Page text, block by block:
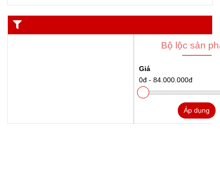
Bộ lộc sản
Giá
0đ - 84.000.000đ
Áp dụng